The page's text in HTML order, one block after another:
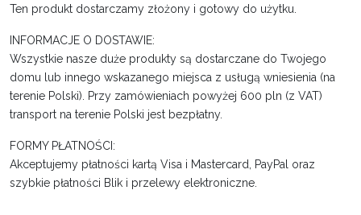
Ten produkt dostarczamy złożony i gotowy do użytku.
INFORMACJE O DOSTAWIE:
Wszystkie nasze duże produkty są dostarczane do Twojego
domu lub innego wskazanego miejsca z usługą wniesienia (na
terenie Polski). Przy zamówieniach powyżej 600 pln (z VAT)
transport na terenie Polski jest bezpłatny.
FORMY PŁATNOŚCI:
Akceptujemy płatności kartą Visa i Mastercard, PayPal oraz
szybkie płatności Blik i przelewy elektroniczne.